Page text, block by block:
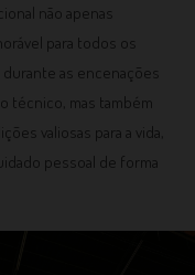
não apenas
para todos os
as encenações
técnico, mas também
valiosas para a vida,
pessoal de forma